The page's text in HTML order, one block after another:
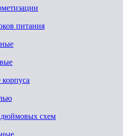
питания
дюймовых схем